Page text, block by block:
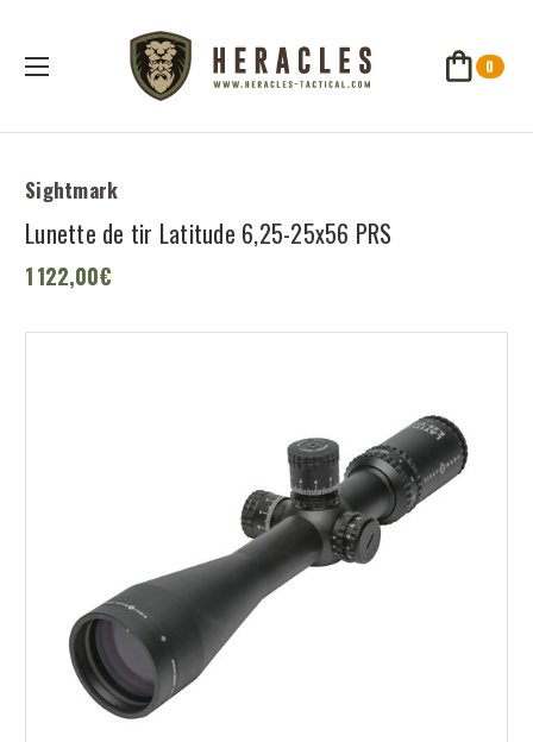
0
Sightmark
Lunette de tir Latitude 6,25-25x56 PRS
1 122,00€